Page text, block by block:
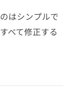
はシンプルで
べて修正する